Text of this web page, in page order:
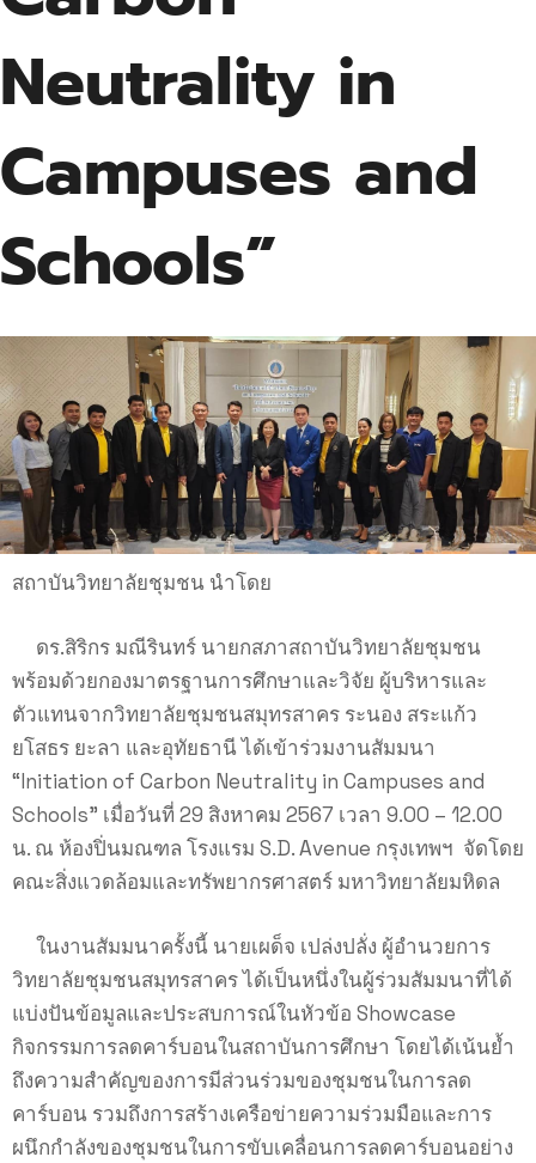
Neutrality in
Campuses and
Schools”
สถาบันวิทยาลัยชุมชน นำโดย
ดร.สิริกร มณีรินทร์ นายกสภาสถาบันวิทยาลัยชุมชน
พร้อมด้วยกองมาตรฐานการศึกษาและวิจัย ผู้บริหารและ
ตัวแทนจากวิทยาลัยชุมชนสมุทรสาคร ระนอง สระแก้ว
ยโสธร ยะลา และอุทัยธานี ได้เข้าร่วมงานสัมมนา
“Initiation of Carbon Neutrality in Campuses and
Schools” เมื่อวันที่ 29 สิงหาคม 2567 เวลา 9.00 – 12.00
น. ณ ห้องปิ่นมณฑล โรงแรม S.D. Avenue กรุงเทพฯ จัดโดย
คณะสิ่งแวดล้อมและทรัพยากรศาสตร์ มหาวิทยาลัยมหิดล
ในงานสัมมนาครั้งนี้ นายเผด็จ เปล่งปลั่ง ผู้อำนวยการ
วิทยาลัยชุมชนสมุทรสาคร ได้เป็นหนึ่งในผู้ร่วมสัมมนาที่ได้
แบ่งปันข้อมูลและประสบการณ์ในหัวข้อ Showcase
กิจกรรมการลดคาร์บอนในสถาบันการศึกษา โดยได้เน้นย้ำ
ถึงความสำคัญของการมีส่วนร่วมของชุมชนในการลด
คาร์บอน รวมถึงการสร้างเครือข่ายความร่วมมือและการ
ผนึกกำลังของชุมชนในการขับเคลื่อนการลดคาร์บอนอย่าง